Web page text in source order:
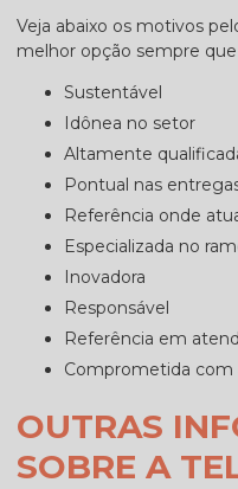
Veja abaixo os motivos
melhor opção sempre
sustentável
idônea no setor
altamente
pontual nas
referência onde
especializada no
inovadora
responsável
referência em
comprometida
OUTRAS
SOBRE A